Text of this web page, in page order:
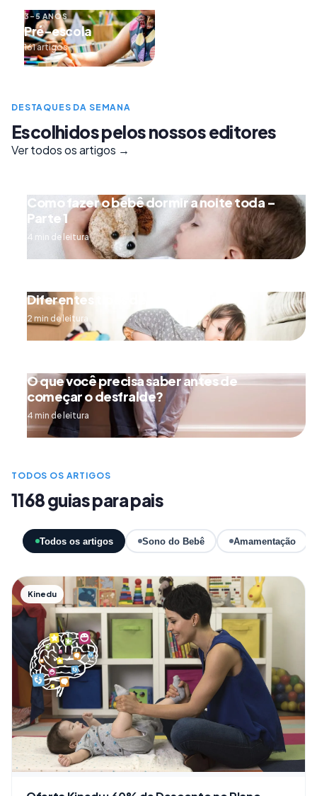
3–5 ANOS
Pré-escola
161 artigos
DESTAQUES DA SEMANA
Escolhidos pelos nossos editores
Ver todos os artigos →
Como fazer o bebê dormir a noite toda –
Parte 1
4 min de leitura
Diferentes tipos de engatinhar
2 min de leitura
O que você precisa saber antes de
começar o desfralde?
4 min de leitura
TODOS OS ARTIGOS
1168 guias para pais
Todos os artigos Sono do Bebê Amamentação
Kinedu